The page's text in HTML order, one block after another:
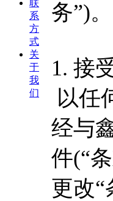
联
系
方
式
关
于
我
们
务”)。
1. 接
以任
经与
件(“
更改“